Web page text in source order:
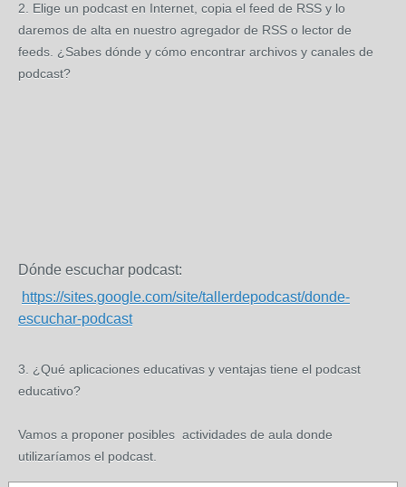
2. Elige un podcast en Internet, copia el feed de RSS y lo
daremos de alta en nuestro agregador de RSS o lector de
feeds. ¿Sabes dónde y cómo encontrar archivos y canales de
podcast?
Dónde escuchar podcast:
https://sites.google.com/site/tallerdepodcast/donde-
escuchar-podcast
3. ¿Qué aplicaciones educativas y ventajas tiene el podcast
educativo?
Vamos a proponer posibles actividades de aula donde
utilizaríamos el podcast.